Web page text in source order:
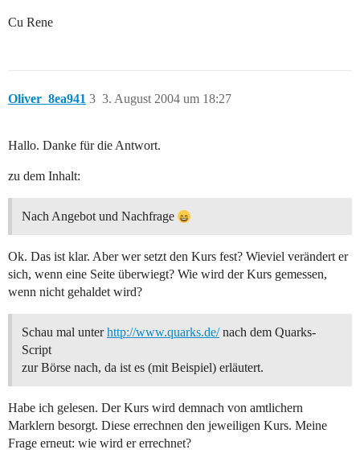
Cu Rene
Oliver_8ea941 3. August 2004 um 18:27
3
Hallo. Danke für die Antwort.
zu dem Inhalt:
Nach Angebot und Nachfrage
Ok. Das ist klar. Aber wer setzt den Kurs fest? Wieviel verändert er
sich, wenn eine Seite überwiegt? Wie wird der Kurs gemessen,
wenn nicht gehaldet wird?
Schau mal unterhttp://www.quarks.de/nach dem Quarks-
Script
zur Börse nach, da ist es (mit Beispiel) erläutert.
Habe ich gelesen. Der Kurs wird demnach von amtlichern
Marklern besorgt. Diese errechnen den jeweiligen Kurs. Meine
Frage erneut: wie wird er errechnet?